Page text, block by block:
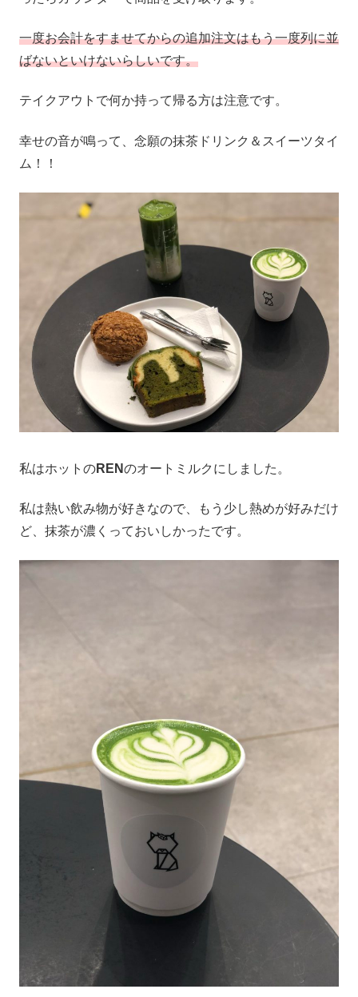
一度お会計をすませてからの追加注文はもう一度列に並
ばないといけないらしいです。
テイクアウトで何か持って帰る方は注意です。
幸せの音が鳴って、念願の抹茶ドリンク＆スイーツタイ
ム！！
私はホットのRENのオートミルクにしました。
私は熱い飲み物が好きなので、もう少し熱めが好みだけ
ど、抹茶が濃くっておいしかったです。